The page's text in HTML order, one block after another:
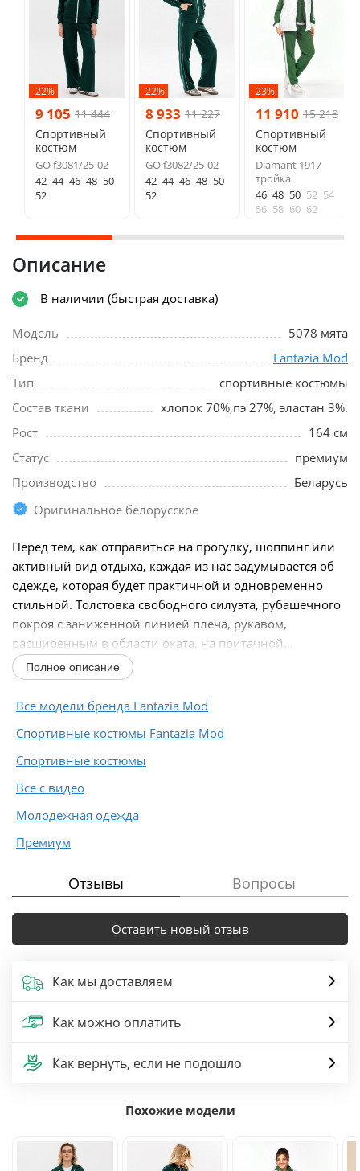
-22%
9 105 11 444
Спортивный
костюм
GO f3081/25-02
42 44 46 48 50
52
-22%
8 933 11 227
Спортивный
костюм
GO f3082/25-02
42 44 46 48 50
52
-23%
11 910 15 218
Спортивный
костюм
Diamant 1917
тройка
46 48 50 52 54
56 58 60 62
Описание
В наличии (быстрая доставка)
Модель
5078 мята
Бренд
Fantazia Mod
Тип
спортивные костюмы
Состав ткани
хлопок 70%,пэ 27%, эластан 3%.
Рост
164 см
Статус
премиум
Производство
Беларусь
Оригинальное белорусское
Перед тем, как отправиться на прогулку, шоппинг или
активный вид отдыха, каждая из нас задумывается об
одежде, которая будет практичной и одновременно
стильной. Толстовка свободного силуэта, рубашечного
покроя с заниженной линией плеча, рукавом,
расширенным в области оката, на притачной...
Полное описание
Все модели бренда Fantazia Mod
Спортивные костюмы Fantazia Mod
Спортивные костюмы
Все с видео
Молодежная одежда
Премиум
Отзывы Вопросы
Оставить новый отзыв
Как мы доставляем
Как можно оплатить
Как вернуть, если не подошло
Похожие модели